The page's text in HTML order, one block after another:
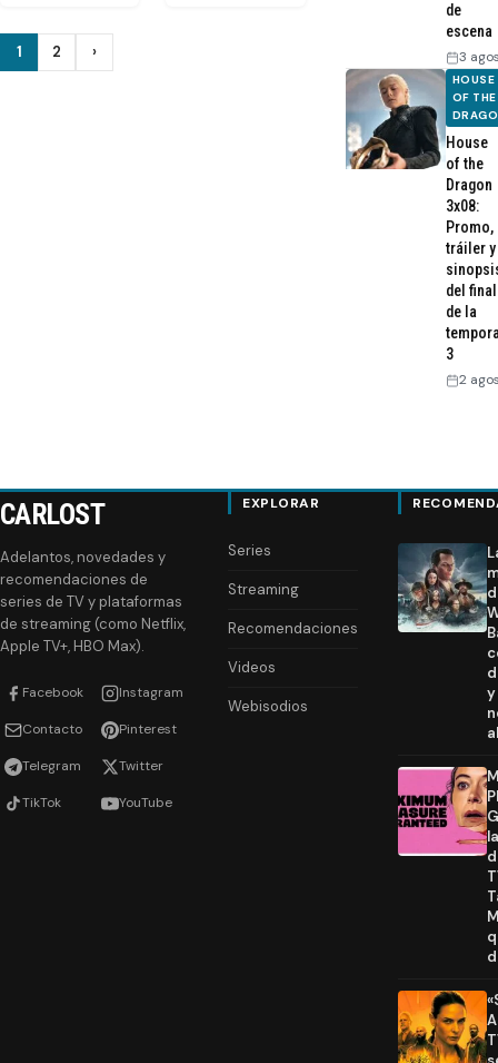
Paginación
1 2 ›
de
escena
3
HOUSE
OF THE
House
of the
Dragon
3x08:
Promo,
tráiler y
del final
de la
3
2
CARLOST
Adelantos, novedades y
recomendaciones de
series de TV y plataformas
de streaming (como Netflix,
Apple TV+, HBO Max).
Facebook Instagram
Contacto Pinterest
Telegram Twitter
TikTok YouTube
EXPLORAR
Series
Streaming
Recomendaciones
Videos
Webisodios
y